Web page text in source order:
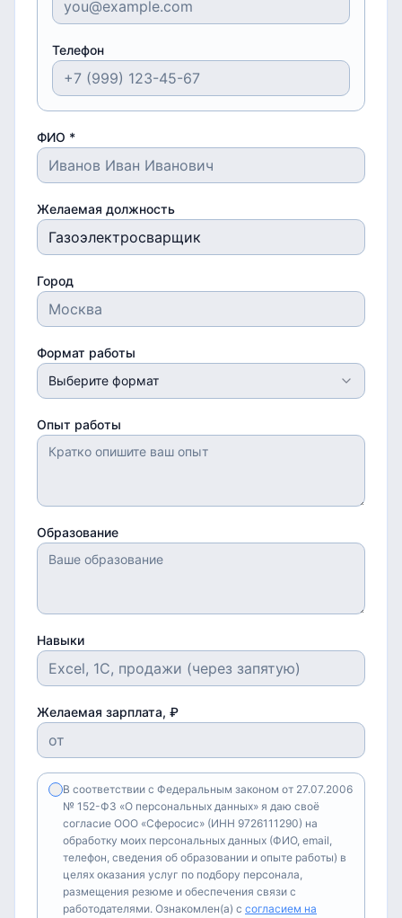
Телефон
ФИО *
Желаемая должность
Город
Формат работы
Выберите формат
Опыт работы
Образование
Навыки
Желаемая зарплата, ₽
В соответствии с Федеральным законом от 27.07.2006
№ 152-ФЗ «О персональных данных» я даю своё
согласие ООО «Сферосис» (ИНН 9726111290) на
обработку моих персональных данных (ФИО, email,
телефон, сведения об образовании и опыте работы) в
целях оказания услуг по подбору персонала,
размещения резюме и обеспечения связи с
работодателями. Ознакомлен(а) с согласием на